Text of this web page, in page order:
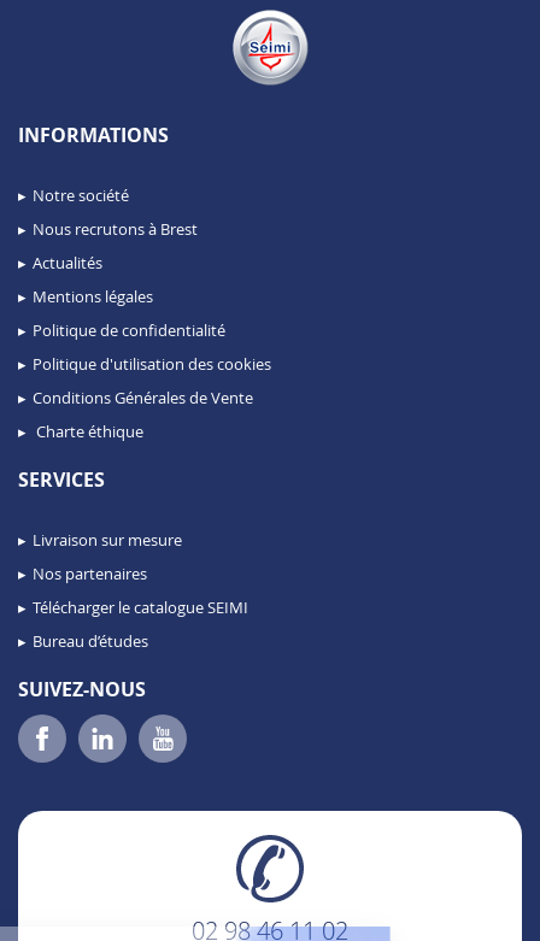
INFORMATIONS
Notre société
Nous recrutons à Brest
Actualités
Mentions légales
Politique de confidentialité
Politique d'utilisation des cookies
Conditions Générales de Vente
Charte éthique
SERVICES
Livraison sur mesure
Nos partenaires
Télécharger le catalogue SEIMI
Bureau d’études
SUIVEZ-NOUS
02 98 46 11 02